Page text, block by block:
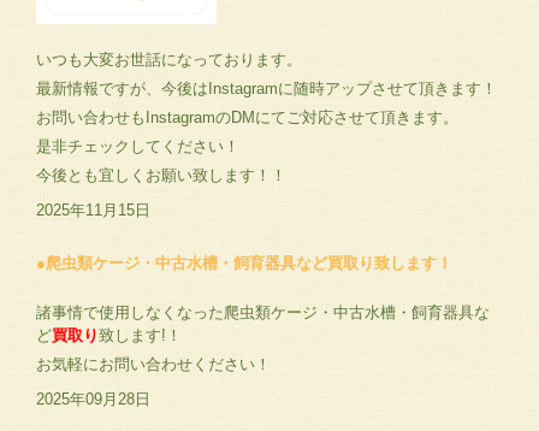
いつも大変お世話になっております。
最新情報ですが、今後はInstagramに随時アップさせて頂きます！
お問い合わせもInstagramのDMにてご対応させて頂きます。
是非チェックしてください！
今後とも宜しくお願い致します！！
2025年11月15日
●爬虫類ケージ・中古水槽・飼育器具など買取り致します！
諸事情で使用しなくなった爬虫類ケージ・中古水槽・飼育器具な
ど買取り致します!！
お気軽にお問い合わせください！
2025年09月28日